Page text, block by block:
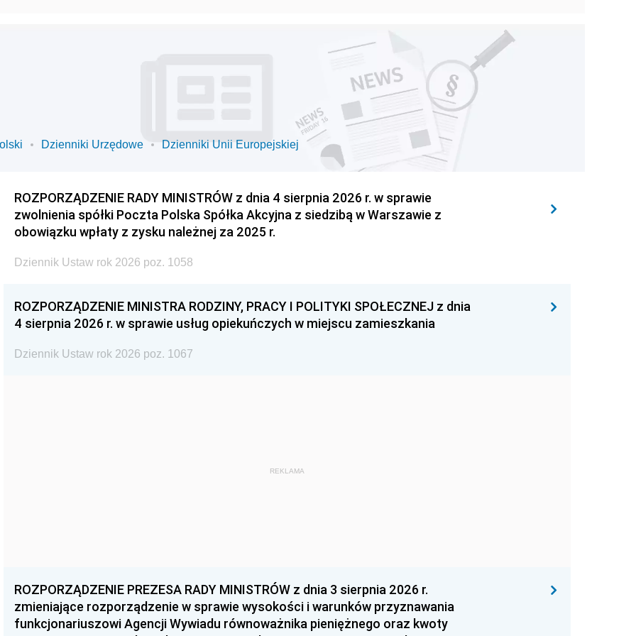
Dzienniki Urzędowe Dzienniki Unii Europejskiej
ROZPORZĄDZENIE RADY MINISTRÓW z dnia 4 sierpnia 2026 r. w sprawie
zwolnienia spółki Poczta Polska Spółka Akcyjna z siedzibą w Warszawie z
obowiązku wpłaty z zysku należnej za 2025 r.
Dziennik Ustaw rok 2026 poz. 1058
ROZPORZĄDZENIE MINISTRA RODZINY, PRACY I POLITYKI SPOŁECZNEJ z dnia
4 sierpnia 2026 r. w sprawie usług opiekuńczych w miejscu zamieszkania
Dziennik Ustaw rok 2026 poz. 1067
REKLAMA
ROZPORZĄDZENIE PREZESA RADY MINISTRÓW z dnia 3 sierpnia 2026 r.
zmieniające rozporządzenie w sprawie wysokości i warunków przyznawania
funkcjonariuszowi Agencji Wywiadu równoważnika pieniężnego oraz kwoty